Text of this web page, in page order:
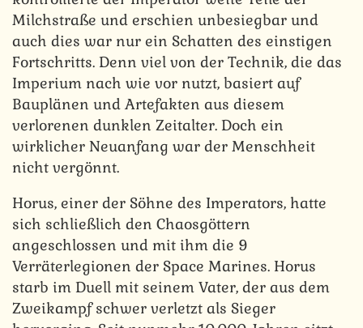
Milchstraße und erschien unbesiegbar und
auch dies war nur ein Schatten des einstigen
Fortschritts. Denn viel von der Technik, die das
Imperium nach wie vor nutzt, basiert auf
Bauplänen und Artefakten aus diesem
verlorenen dunklen Zeitalter. Doch ein
wirklicher Neuanfang war der Menschheit
nicht vergönnt.
Horus, einer der Söhne des Imperators, hatte
sich schließlich den Chaosgöttern
angeschlossen und mit ihm die 9
Verräterlegionen der Space Marines. Horus
starb im Duell mit seinem Vater, der aus dem
Zweikampf schwer verletzt als Sieger